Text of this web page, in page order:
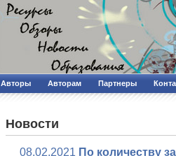
Авторы Авторам Партнеры
Новости
08.02.2021 По количеству